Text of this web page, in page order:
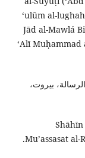
ʻulūm al-
Jād al-Mawlá
ʻAlī Muḥammad
بيروت،
Muʼassasat